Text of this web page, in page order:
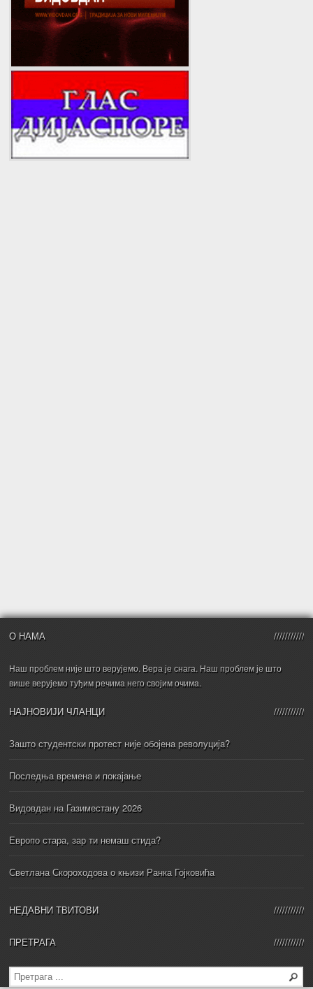
О НАМА
Наш проблем није што верујемо. Вера је снага. Наш проблем је што
више верујемо туђим речима него својим очима.
НАЈНОВИЈИ ЧЛАНЦИ
Зашто студентски протест није обојена револуција?
Последња времена и покајање
Видовдан на Газиместану 2026
Европо стара, зар ти немаш стида?
Светлана Скороходова о књизи Ранка Гојковића
НЕДАВНИ ТВИТОВИ
ПРЕТРАГА